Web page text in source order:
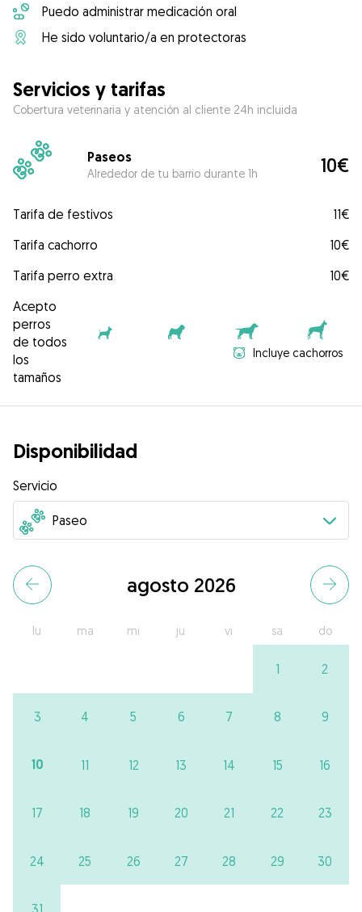
Puedo administrar medicación oral
He sido voluntario/a en protectoras
Servicios y tarifas
Cobertura veterinaria y atención al cliente 24h incluida
Paseos
Alrededor de tu barrio durante 1h 10€
Tarifa de festivos
11€
Tarifa cachorro
10€
Tarifa perro extra
10€
Acepto
perros
de todos
los
tamaños
Incluye cachorros
Disponibilidad
Servicio
agosto 2026
lu ma mi ju vi sa do
1 2
3 4 5 6 7 8 9
10 11 12 13 14 15 16
17 18 19 20 21 22 23
24 25 26 27 28 29 30